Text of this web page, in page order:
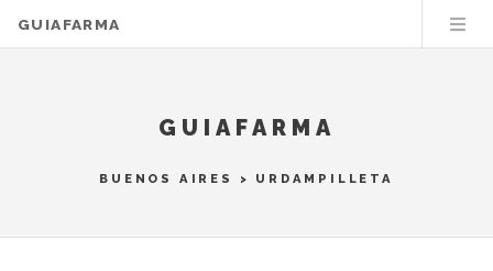
GUIAFARMA
GUIAFARMA
BUENOS AIRES > URDAMPILLETA